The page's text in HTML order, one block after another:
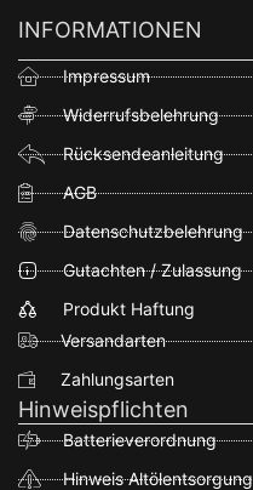
INFORMATIONEN
Impressum
Widerrufsbelehrung
Rücksendeanleitung
AGB
Datenschutzbelehrung
Gutachten / Zulassung
Produkt Haftung
Versandarten
Zahlungsarten
Hinweispflichten
Batterieverordnung
Hinweis Altölentsorgung